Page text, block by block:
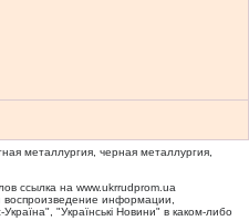
металлургия, черная металлургия,
ссылка на www.ukrrudprom.ua
воспроизведение информации,
"Українськi Новини" в каком-либо